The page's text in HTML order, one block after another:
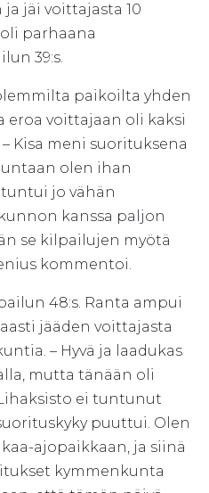
jäi voittajasta 10
parhaana
39:s.
paikoilta yhden
eroa voittajaan oli kaksi
Kisa meni suorituksena
olen ihan
jo vähän
kanssa paljon
se kilpailujen myötä
kommentoi.
48:s. Ranta ampui
jääden voittajasta
– Hyvä ja laadukas
mutta tänään oli
ei tuntunut
puuttui. Olen
ajopaikkaan, ja siinä
kymmenkunta